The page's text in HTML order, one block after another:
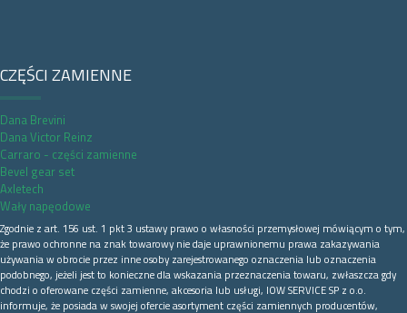
CZĘŚCI ZAMIENNE
Dana Brevini
Dana Victor Reinz
Carraro - części zamienne
Bevel gear set
Axletech
Wały napęodowe
Zgodnie z art. 156 ust. 1 pkt 3 ustawy prawo o własności przemysłowej mówiącym o tym,
że prawo ochronne na znak towarowy nie daje uprawnionemu prawa zakazywania
używania w obrocie przez inne osoby zarejestrowanego oznaczenia lub oznaczenia
podobnego, jeżeli jest to konieczne dla wskazania przeznaczenia towaru, zwłaszcza gdy
chodzi o oferowane części zamienne, akcesoria lub usługi, IOW SERVICE SP z o.o.
informuje, że posiada w swojej ofercie asortyment części zamiennych producentów,